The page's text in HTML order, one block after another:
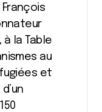
à la Table
au
et